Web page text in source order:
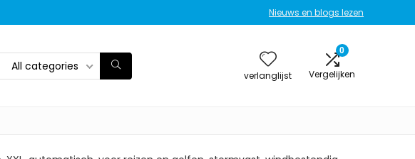
Nieuws en blogs lezen
All categories
verlanglijst
0
Vergelijken